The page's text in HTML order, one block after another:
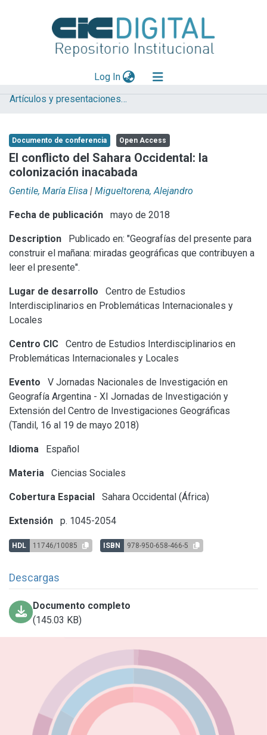
Log In(current)
Explorar
Aportar material
Statistics
Artículos y presentaciones en Congresos
Documento de conferencia Open Access
El conflicto del Sahara Occidental: la
colonización inacabada
Gentile, María Elisa | Migueltorena, Alejandro
Fecha de publicación mayo de 2018
Description
Publicado en: "Geografías del presente para
construir el mañana: miradas geográficas que contribuyen a
leer el presente".
Lugar de desarrollo
Centro de Estudios
Interdisciplinarios en Problemáticas Internacionales y
Locales
Centro CIC
Centro de Estudios Interdisciplinarios en
Problemáticas Internacionales y Locales
Evento
V Jornadas Nacionales de Investigación en
Geografía Argentina - XI Jornadas de Investigación y
Extensión del Centro de Investigaciones Geográficas
(Tandil, 16 al 19 de mayo 2018)
Idioma Español
Materia Ciencias Sociales
Cobertura Espacial Sahara Occidental (África)
Extensión p. 1045-2054
HDL 11746/10085 ISBN 978-950-658-466-5
Descargas
Documento completo
(145.03 KB)